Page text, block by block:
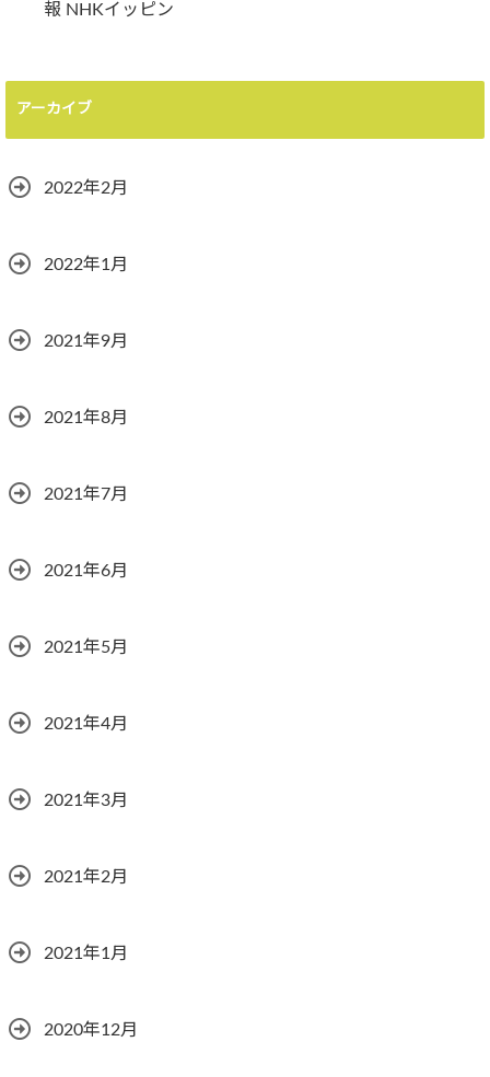
報 NHKイッピン
アーカイブ
2022年2月
2022年1月
2021年9月
2021年8月
2021年7月
2021年6月
2021年5月
2021年4月
2021年3月
2021年2月
2021年1月
2020年12月